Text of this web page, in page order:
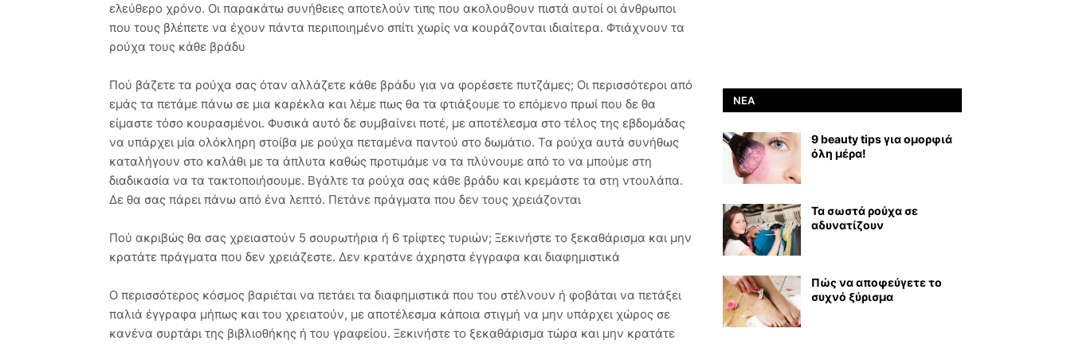
ελεύθερο χρόνο. Οι παρακάτω συνήθειες αποτελούν τιπς που ακολουθουν πιστά αυτοί οι άνθρωποι
που τους βλέπετε να έχουν πάντα περιποιημένο σπίτι χωρίς να κουράζονται ιδιαίτερα. Φτιάχνουν τα
ρούχα τους κάθε βράδυ
Πού βάζετε τα ρούχα σας όταν αλλάζετε κάθε βράδυ για να φορέσετε πυτζάμες; Oι περισσότεροι από
εμάς τα πετάμε πάνω σε μια καρέκλα και λέμε πως θα τα φτιάξουμε το επόμενο πρωί που δε θα
είμαστε τόσο κουρασμένοι. Φυσικά αυτό δε συμβαίνει ποτέ, με αποτέλεσμα στο τέλος της εβδομάδας
να υπάρχει μία ολόκληρη στοίβα με ρούχα πεταμένα παντού στο δωμάτιο. Τα ρούχα αυτά συνήθως
καταλήγουν στο καλάθι με τα άπλυτα καθώς προτιμάμε να τα πλύνουμε από το να μπούμε στη
διαδικασία να τα τακτοποιήσουμε. Βγάλτε τα ρούχα σας κάθε βράδυ και κρεμάστε τα στη ντουλάπα.
Δε θα σας πάρει πάνω από ένα λεπτό. Πετάνε πράγματα που δεν τους χρειάζονται
Πού ακριβώς θα σας χρειαστούν 5 σουρωτήρια ή 6 τρίφτες τυριών; Ξεκινήστε το ξεκαθάρισμα και μην
κρατάτε πράγματα που δεν χρειάζεστε. Δεν κρατάνε άχρηστα έγγραφα και διαφημιστικά
Ο περισσότερος κόσμος βαριέται να πετάει τα διαφημιστικά που του στέλνουν ή φοβάται να πετάξει
παλιά έγγραφα μήπως και του χρειατούν, με αποτέλεσμα κάποια στιγμή να μην υπάρχει χώρος σε
κανένα συρτάρι της βιβλιοθήκης ή του γραφείου. Ξεκινήστε το ξεκαθάρισμα τώρα και μην κρατάτε
ΝΈΑ
9 beauty tips για ομορφιά
όλη μέρα!
Τα σωστά ρούχα σε
αδυνατίζουν
Πώς να αποφεύγετε το
συχνό ξύρισμα